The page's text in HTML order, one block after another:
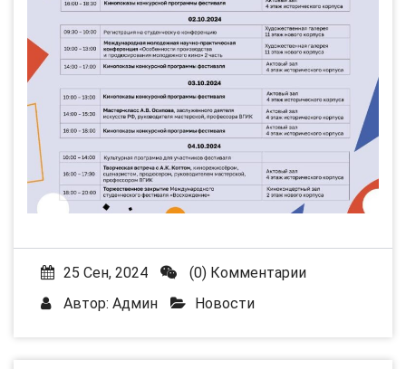
25 Сен, 2024
(0) Комментарии
Автор: Админ Новости